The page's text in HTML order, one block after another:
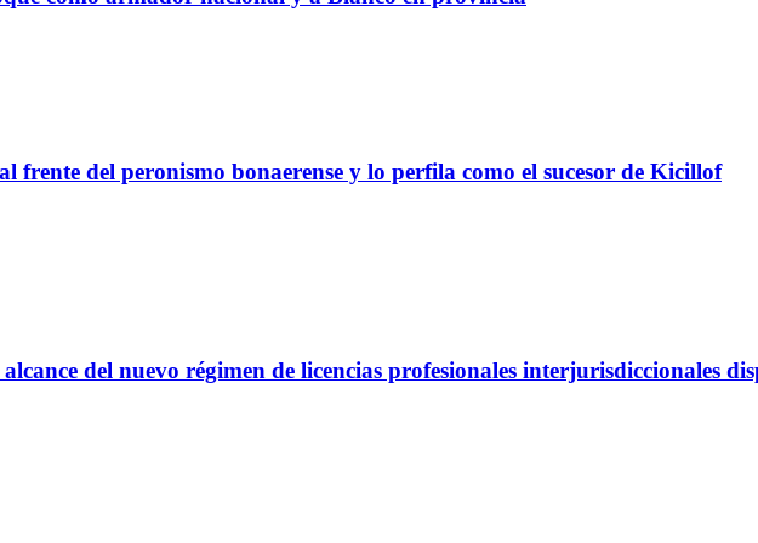
frente del peronismo bonaerense y lo perfila como el sucesor de Kicillof
del nuevo régimen de licencias profesionales interjurisdiccionales